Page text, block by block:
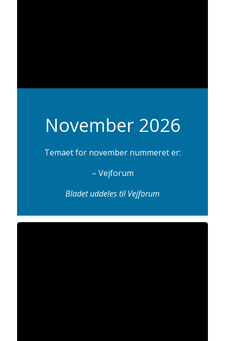
November 2026
Temaet for november nummeret er:
– Vejforum
Bladet uddeles til Vejforum